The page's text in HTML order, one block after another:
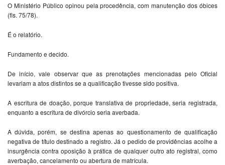
O Ministério Público opinou pela procedência, com manutenção dos óbices
(fls. 75/78).
É o relatório.
Fundamento e decido.
De início, vale observar que as prenotações mencionadas pelo Oficial
levariam a atos distintos se a qualificação tivesse sido positiva.
A escritura de doação, porque translativa de propriedade, seria registrada,
enquanto a escritura de divórcio seria averbada.
A dúvida, porém, se destina apenas ao questionamento de qualificação
negativa de título destinado a registro. Já o pedido de providências acolhe a
insurgência contra oposição à prática de qualquer outro ato registral, como
averbação, cancelamento ou abertura de matrícula.